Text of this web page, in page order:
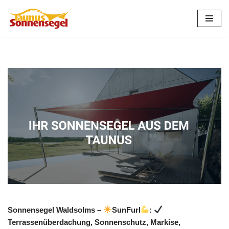
Zum
Sonnensegel Waldsolms – SunFurl
:
Terrassenüberdachung, Sonnenschutz, Markise,